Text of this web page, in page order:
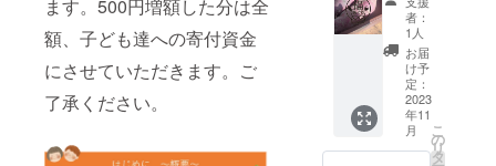
ます。500円増額した分は全
額、子ども達への寄付資金
にさせていただきます。ご
了承ください。
けた場
合は、
増額分
を寄付
に割り
当てさ
せてい
ただき
曳野市
誉田地
区 開催
時期：8
月中旬
～9月中
旬の土
日祝日
内容：
悪いも
のな
ど、味
わいに
はあま
り影響
ありま
せんが
見た目
てたさ
つまい
も「福
めぐ
り」食
べ比べ3
種セッ
ト
＋ お
者：
1人
お届
け予
定：
2023
年11
月
こ
の
リ
タ